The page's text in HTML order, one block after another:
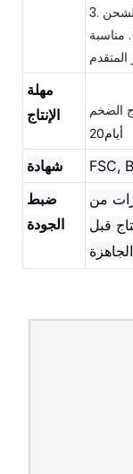
3. عن طريق البحر: انخفاض تكلفة الشحن
عادة). مناسبة
مهلة
الإنتاج
أيام20
شهادة
FSC,
ضبط
الجودة
من
قبل